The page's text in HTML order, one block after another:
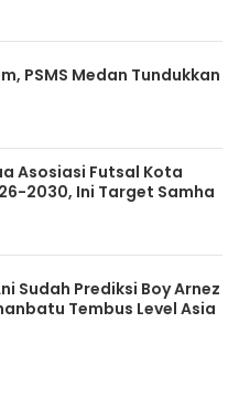
PSMS Medan Tundukkan
Asosiasi Futsal Kota
2030, Ini Target Samha
Sudah Prediksi Boy Arnez
Tembus Level Asia